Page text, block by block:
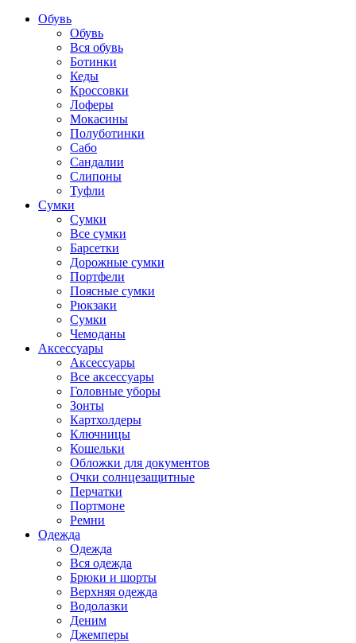
Обувь
Обувь
Вся обувь
Ботинки
Кеды
Кроссовки
Лоферы
Мокасины
Полуботинки
Сабо
Сандалии
Слипоны
Туфли
Сумки
Сумки
Все сумки
Барсетки
Дорожные сумки
Портфели
Поясные сумки
Рюкзаки
Сумки
Чемоданы
Аксессуары
Аксессуары
Все аксессуары
Головные уборы
Зонты
Картхолдеры
Ключницы
Кошельки
Обложки для документов
Очки солнцезащитные
Перчатки
Портмоне
Ремни
Одежда
Одежда
Вся одежда
Брюки и шорты
Верхняя одежда
Водолазки
Деним
Джемперы